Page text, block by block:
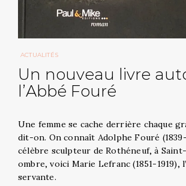
ACTUALITÉS
Un nouveau livre
l’Abbé Fouré
Une femme se cache derrière chaque
dit-on. On connaît Adolphe Fouré
célèbre sculpteur de Rothéneuf, à
ombre, voici Marie Lefranc (1851-1919),
servante.